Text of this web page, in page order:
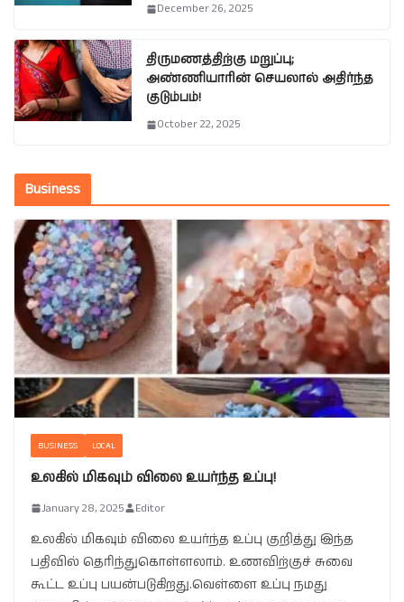
December 26, 2025
திருமணத்திற்கு மறுப்பு;
அண்ணியாரின் செயலால் அதிர்ந்த
குடும்பம்!
October 22, 2025
Business
BUSINESS LOCAL
உலகில் மிகவும் விலை உயர்ந்த உப்பு!
January 28, 2025 Editor
உலகில் மிகவும் விலை உயர்ந்த உப்பு குறித்து இந்த
பதிவில் தெரிந்துகொள்ளலாம். உணவிற்குச் சுவை
கூட்ட உப்பு பயன்படுகிறது.வெள்ளை உப்பு நமது